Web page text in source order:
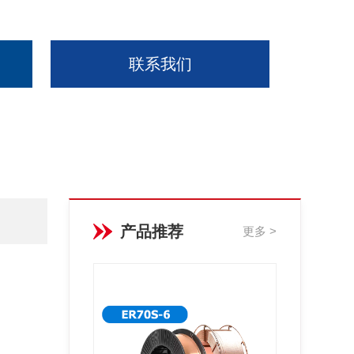
联系我们
产品推荐 更多 >